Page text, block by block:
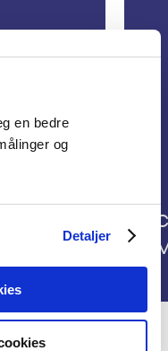
en bedre
og
Detaljer